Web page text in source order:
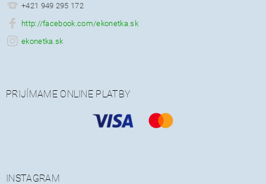
+421 949 295 172
http://facebook.com/ekonetka.sk
ekonetka.sk
PRIJÍMAME ONLINE PLATBY
INSTAGRAM